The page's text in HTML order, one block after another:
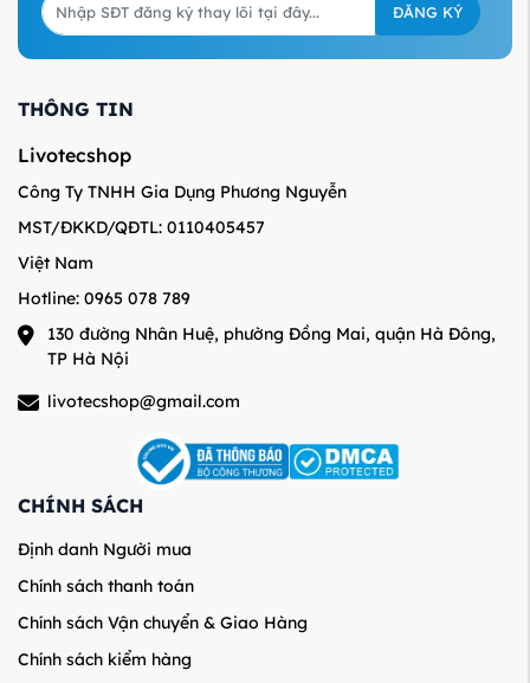
ĐĂNG KÝ
THÔNG TIN
Livotecshop
Công Ty TNHH Gia Dụng Phương Nguyễn
MST/ĐKKD/QĐTL: 0110405457
Việt Nam
Hotline: 0965 078 789
130 đường Nhân Huệ, phường Đồng Mai, quận Hà Đông,
TP Hà Nội
livotecshop@gmail.com
CHÍNH SÁCH
Định danh Người mua
Chính sách thanh toán
Chính sách Vận chuyển & Giao Hàng
Chính sách kiểm hàng